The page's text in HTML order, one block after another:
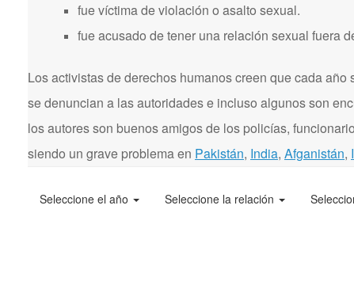
fue víctima de violación o asalto sexual.
fue acusado de tener una relación sexual fuera
Los activistas de derechos humanos creen que cada
se denuncian a las autoridades e incluso algunos son
los autores son buenos amigos de los policías,
siendo un grave problema en Pakistán, India, Afganistán,